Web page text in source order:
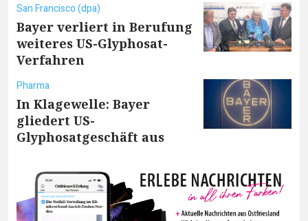
San Francisco (dpa)
Bayer verliert in Berufung
weiteres US-Glyphosat-
Verfahren
Pharma
In Klagewelle: Bayer
gliedert US-
Glyphosatgeschäft aus